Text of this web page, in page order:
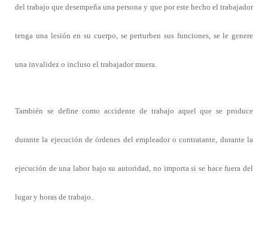
del trabajo que desempeña una persona y que por este hecho el trabajador
tenga una lesión en su cuerpo, se perturben sus funciones, se le genere
una invalidez o incluso el trabajador muera.
También se define como accidente de trabajo aquel que se produce
durante la ejecución de órdenes del empleador o contratante, durante la
ejecución de una labor bajo su autoridad, no importa si se hace fuera del
lugar y horas de trabajo.